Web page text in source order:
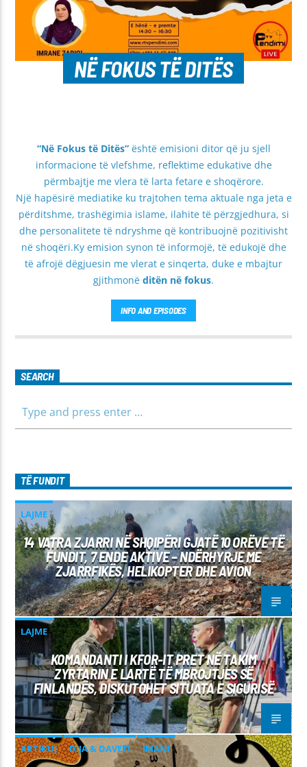
NË FOKUS TË DITËS
“Në Fokus të Ditës”është emisioni ditor që ju sjell
informacione të vlefshme, reflektime edukative dhe
përmbajtje me vlera të larta fetare e shoqërore.
Një hapësirë mediatike ku trajtohen tema aktuale nga jeta e
përditshme, trashëgimia islame, ilahite të përzgjedhura, si
dhe personalitete të ndryshme që kontribuojnë pozitivisht
në shoqëri.Ky emision synon të informojë, të edukojë dhe
të afrojë dëgjuesin me vlerat e sinqerta, duke e mbajtur
gjithmonë ditën në fokus.
INFO AND EPISODES
SEARCH
TË FUNDIT
LAJME
14 VATRA ZJARRI NË SHQIPËRI GJATË 10 ORËVE TË
FUNDIT, 7 ENDE AKTIVE – NDËRHYRJE ME
ZJARRFIKËS, HELIKOPTER DHE AVION
LAJME
KOMANDANTI I KFOR-IT PRET NË TAKIM
ZYRTARIN E LARTË TË MBROJTJES SË
FINLANDËS, DISKUTOHET SITUATA E SIGURISË
ARTIKUJ DIJA & DAVETI IMANI